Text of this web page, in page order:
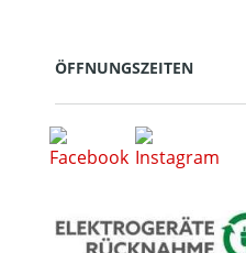
ÖFFNUNGSZEITEN